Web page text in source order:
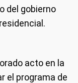
del gobierno
acto en la
el programa de